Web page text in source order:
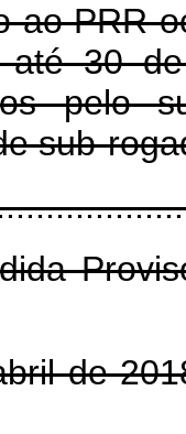
ao PRR
até 30
pelo
sub-
de